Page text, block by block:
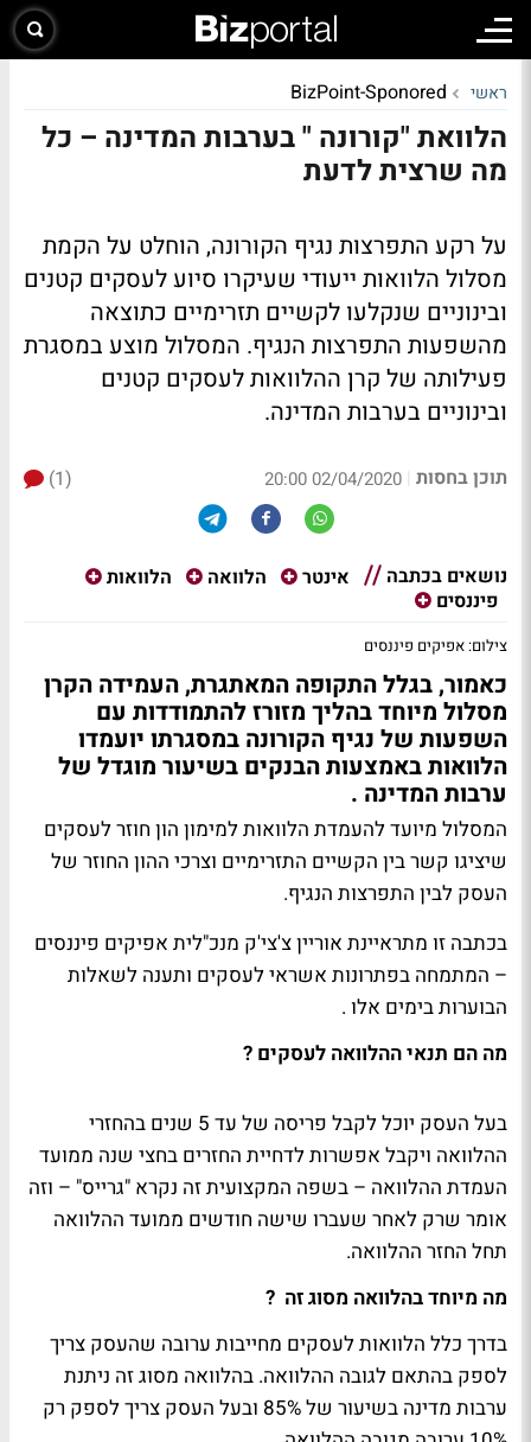
ראשי BizPoint-Sponored
הלוואת "קורונה " בערבות המדינה – כל
מה שרצית לדעת
על רקע התפרצות נגיף הקורונה, הוחלט על הקמת
מסלול הלוואות ייעודי שעיקרו סיוע לעסקים קטנים
ובינוניים שנקלעו לקשיים תזרימיים כתוצאה
מהשפעות התפרצות הנגיף. המסלול מוצע במסגרת
פעילותה של קרן ההלוואות לעסקים קטנים
ובינוניים בערבות המדינה.
תוכן בחסות |
02/04/2020 20:00
(1)
נושאים בכתבה אינטר הלוואה
הלוואות
פיננסים
צילום: אפיקים פיננסים
כאמור, בגלל התקופה המאתגרת, העמידה הקרן
מסלול מיוחד בהליך מזורז להתמודדות עם
השפעות של נגיף הקורונה במסגרתו יועמדו
הלוואות באמצעות הבנקים בשיעור מוגדל של
ערבות המדינה .
המסלול מיועד להעמדת הלוואות למימון הון חוזר לעסקים
שיציגו קשר בין הקשיים התזרימיים וצרכי ההון החוזר של
העסק לבין התפרצות הנגיף.
בכתבה זו מתראיינת אוריין צ'צי'ק מנכ"לית אפיקים פיננסים
– המתמחה בפתרונות אשראי לעסקים ותענה לשאלות
הבוערות בימים אלו .
מה הם תנאי ההלוואה לעסקים ?
בעל העסק יוכל לקבל פריסה של עד 5 שנים בהחזרי
ההלוואה ויקבל אפשרות לדחיית החזרים בחצי שנה ממועד
העמדת ההלוואה – בשפה המקצועית זה נקרא "גרייס" – וזה
אומר שרק לאחר שעברו שישה חודשים ממועד ההלוואה
תחל החזר ההלוואה.
מה מיוחד בהלוואה מסוג זה ?
בדרך כלל הלוואות לעסקים מחייבות ערובה שהעסק צריך
לספק בהתאם לגובה ההלוואה. בהלוואה מסוג זה ניתנת
ערבות מדינה בשיעור של 85% ובעל העסק צריך לספק רק